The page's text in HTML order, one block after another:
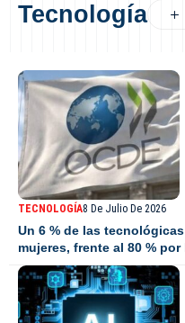
Tecnología
TECNOLOGÍA8 De Julio De 2026
Un 6 % de las
mujeres, frente al 80 % por